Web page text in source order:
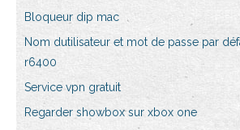
Bloqueur dip mac
Nom dutilisateur et mot de passe par
r6400
Service vpn gratuit
Regarder showbox sur xbox one